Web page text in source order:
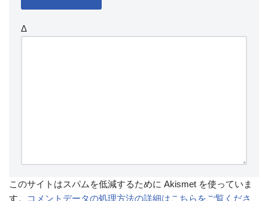
Δ
このサイトはスパムを低減するために Akismet を使っていま
す。
コメントデータの処理方法の詳細はこちらをご覧くださ